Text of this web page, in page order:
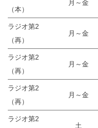
（本）
月～金
ラジオ第2
（再）
月～金
ラジオ第2
（再）
月～金
ラジオ第2
（再）
月～金
ラジオ第2
土